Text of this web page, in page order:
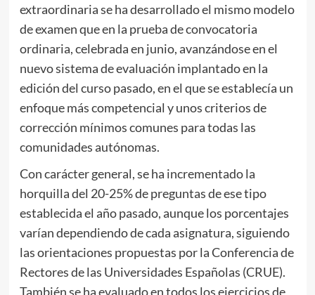
extraordinaria se ha desarrollado el mismo modelo
de examen que en la prueba de convocatoria
ordinaria, celebrada en junio, avanzándose en el
nuevo sistema de evaluación implantado en la
edición del curso pasado, en el que se establecía un
enfoque más competencial y unos criterios de
corrección mínimos comunes para todas las
comunidades autónomas.
Con carácter general, se ha incrementado la
horquilla del 20-25% de preguntas de ese tipo
establecida el año pasado, aunque los porcentajes
varían dependiendo de cada asignatura, siguiendo
las orientaciones propuestas por la Conferencia de
Rectores de las Universidades Españolas (CRUE).
También se ha evaluado en todos los ejercicios de